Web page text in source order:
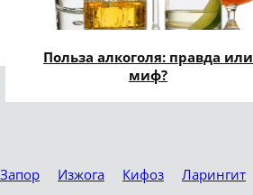
Польза алкоголя: правда или
миф?
Запор Изжога Кифоз
Ларингит